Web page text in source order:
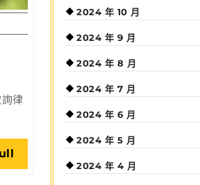
律
Full
2024 年 10 月
2024 年 9 月
2024 年 8 月
2024 年 7 月
2024 年 6 月
2024 年 5 月
2024 年 4 月